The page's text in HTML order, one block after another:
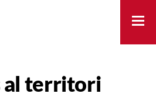
territori